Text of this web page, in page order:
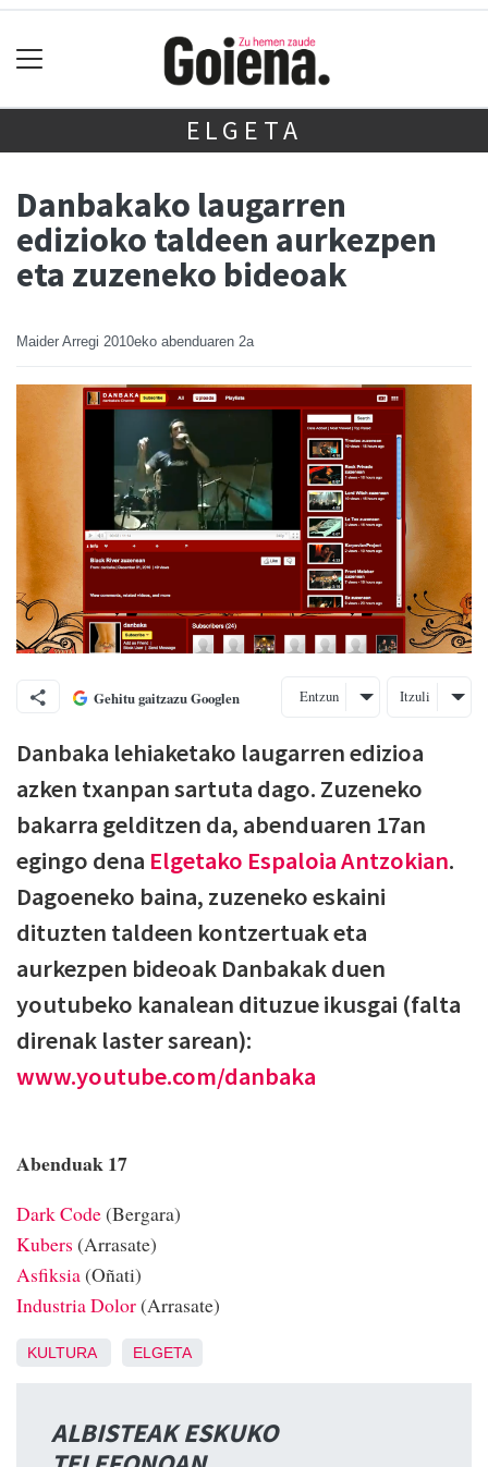
ELGETA
Danbakako laugarren
edizioko taldeen aurkezpen
eta zuzeneko bideoak
Maider Arregi 2010eko abenduaren 2a
Gehitu gaitzazu Googlen Entzun Itzuli
Danbaka lehiaketako laugarren edizioa
azken txanpan sartuta dago. Zuzeneko
bakarra gelditzen da, abenduaren 17an
egingo dena Elgetako Espaloia Antzokian.
Dagoeneko baina, zuzeneko eskaini
dituzten taldeen kontzertuak eta
aurkezpen bideoak Danbakak duen
youtubeko kanalean dituzue ikusgai (falta
direnak laster sarean):
www.youtube.com/danbaka
Abenduak 17
Dark Code(Bergara)
Kubers (Arrasate)
Asfiksia(Oñati)
Industria Dolor(Arrasate)
KULTURA ELGETA
ALBISTEAK ESKUKO